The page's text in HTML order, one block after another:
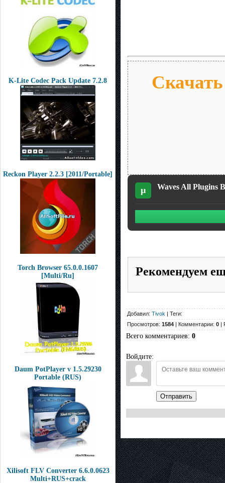
K-Lite Codec Pack Update 7.2.8
Reckon Player 2.2.3 [2011/Portable]
Torch Browser 65.0.0.1607
[Multi/Ru]
Daum PotPlayer v 1.5.29230
Portable (RUS)
Xilisoft FLV Converter 6.6.0.0623
Multi+RUS+crack
µ Waves All Plugins
Рекомендуем
Добавил: Tivok | Теги:
Просмотров: 1584 | Комментарии: 0 |
Всего комментариев: 0
Войдите:
Отправить